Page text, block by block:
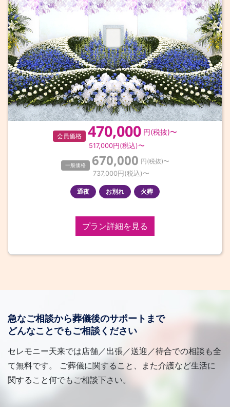
会員価格 470,000 円(税抜)〜
517,000円(税込)〜
一般価格 670,000 円(税抜)〜
737,000 円(税込)〜
通夜 お別れ 火葬
プラン詳細を見る
急なご相談から葬儀後のサポートまで
どんなことでもご相談ください
セレモニー天来では店舗／出張／送迎／待合での相談も全
て無料です。 ご葬儀に関すること、また介護など生活に
関すること何でもご相談下さい。